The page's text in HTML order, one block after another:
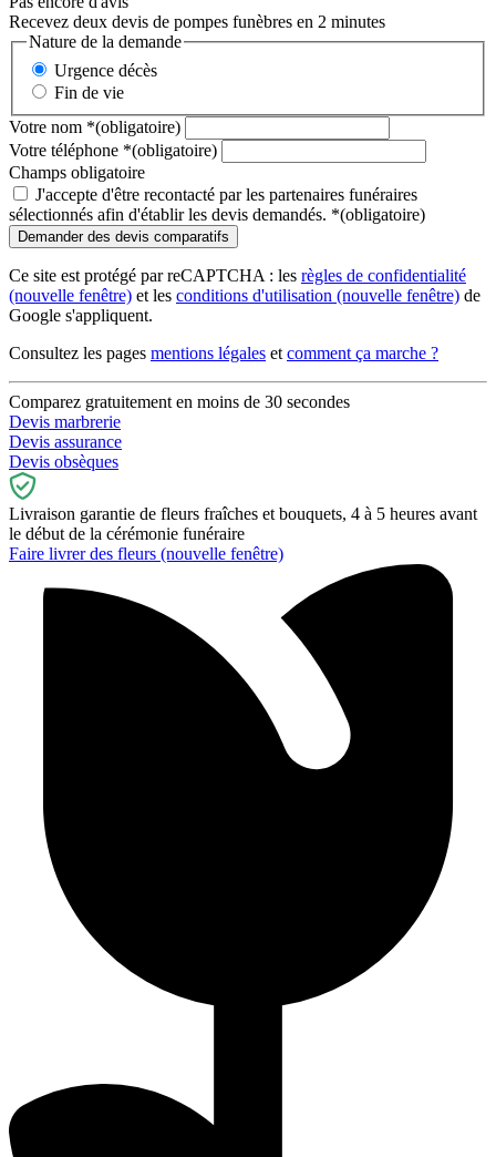
Recevez deux devis de pompes funèbres en 2 minutes
Nature de la demande
Urgence décès
Fin de vie
Votre nom *(obligatoire)
Votre téléphone *(obligatoire)
Champs obligatoire
J'accepte d'être recontacté par les partenaires funéraires
sélectionnés afin d'établir les devis demandés. *(obligatoire)
Ce site est protégé par reCAPTCHA : les règles de confidentialité
(nouvelle fenêtre) et les conditions d'utilisation (nouvelle fenêtre) de
Google s'appliquent.
Consultez les pages mentions légales et comment ça marche ?
Comparez gratuitement en moins de 30 secondes
Devis marbrerie
Devis assurance
Devis obsèques
Livraison garantie de fleurs fraîches et bouquets, 4 à 5 heures avant
le début de la cérémonie funéraire
Faire livrer des fleurs (nouvelle fenêtre)